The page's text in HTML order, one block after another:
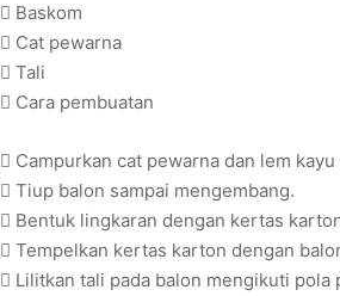
 Baskom
 Cat pewarna
 Tali
 Cara pembuatan
 Campurkan cat pewarna dan lem
 Tiup balon sampai mengembang.
 Bentuk lingkaran dengan kertas
 Tempelkan kertas karton dengan
 Lilitkan tali pada balon mengikuti pola